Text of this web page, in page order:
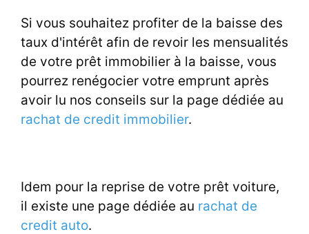
Si vous souhaitez profiter de la baisse des
taux d'intérêt afin de revoir les mensualités
de votre prêt immobilier à la baisse, vous
pourrez renégocier votre emprunt après
avoir lu nos conseils sur la page dédiée au
rachat de credit immobilier.
Idem pour la reprise de votre prêt voiture,
il existe une page dédiée au rachat de
credit auto.